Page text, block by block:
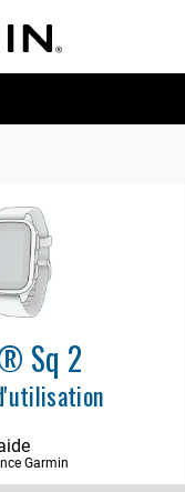
Sq 2
Garmin
activités